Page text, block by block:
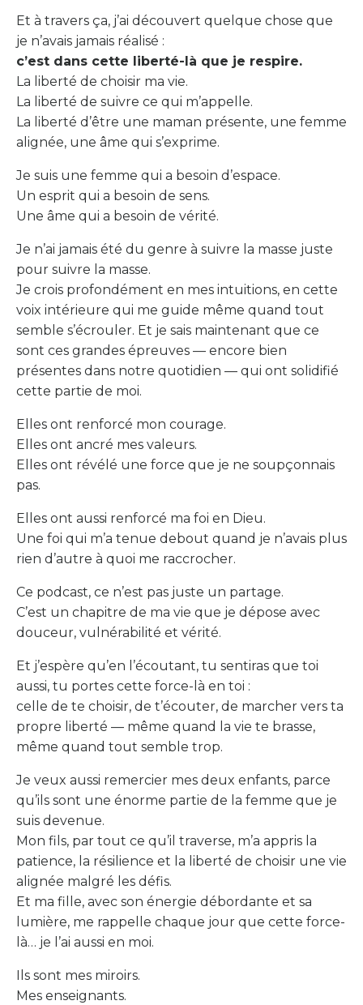
Et à travers ça, j’ai découvert quelque chose que
je n’avais jamais réalisé :
c’est dans cette liberté-là que je respire.
La liberté de choisir ma vie.
La liberté de suivre ce qui m’appelle.
La liberté d’être une maman présente, une femme
alignée, une âme qui s’exprime.
Je suis une femme qui a besoin d’espace.
Un esprit qui a besoin de sens.
Une âme qui a besoin de vérité.
Je n’ai jamais été du genre à suivre la masse juste
pour suivre la masse.
Je crois profondément en mes intuitions, en cette
voix intérieure qui me guide même quand tout
semble s’écrouler. Et je sais maintenant que ce
sont ces grandes épreuves — encore bien
présentes dans notre quotidien — qui ont solidifié
cette partie de moi.
Elles ont renforcé mon courage.
Elles ont ancré mes valeurs.
Elles ont révélé une force que je ne soupçonnais
pas.
Elles ont aussi renforcé ma foi en Dieu.
Une foi qui m’a tenue debout quand je n’avais plus
rien d’autre à quoi me raccrocher.
Ce podcast, ce n’est pas juste un partage.
C’est un chapitre de ma vie que je dépose avec
douceur, vulnérabilité et vérité.
Et j’espère qu’en l’écoutant, tu sentiras que toi
aussi, tu portes cette force-là en toi :
celle de te choisir, de t’écouter, de marcher vers ta
propre liberté — même quand la vie te brasse,
même quand tout semble trop.
Je veux aussi remercier mes deux enfants, parce
qu’ils sont une énorme partie de la femme que je
suis devenue.
Mon fils, par tout ce qu’il traverse, m’a appris la
patience, la résilience et la liberté de choisir une vie
alignée malgré les défis.
Et ma fille, avec son énergie débordante et sa
lumière, me rappelle chaque jour que cette force-
là… je l’ai aussi en moi.
Ils sont mes miroirs.
Mes enseignants.